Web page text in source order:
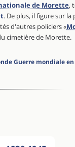
de Morette,
. De plus, il figure sur
d'autres policiers «
cimetière de Morette.
Guerre mondiale